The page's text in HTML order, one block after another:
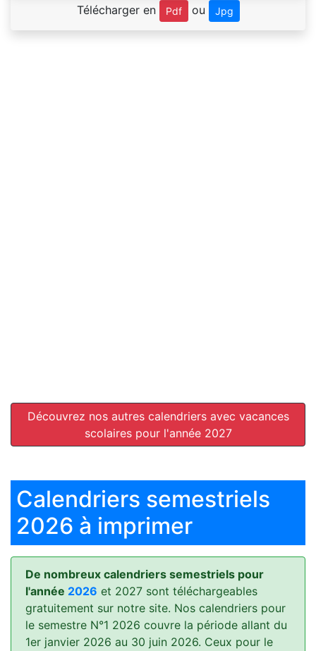
Télécharger en Pdf ou Jpg
Découvrez nos autres calendriers avec vacances
scolaires pour l'année 2027
Calendriers semestriels
2026 à imprimer
De nombreux calendriers semestriels pour
l'année 2026 et 2027 sont téléchargeables
gratuitement sur notre site. Nos calendriers pour
le semestre N°1 2026 couvre la période allant du
1er janvier 2026 au 30 juin 2026. Ceux pour le